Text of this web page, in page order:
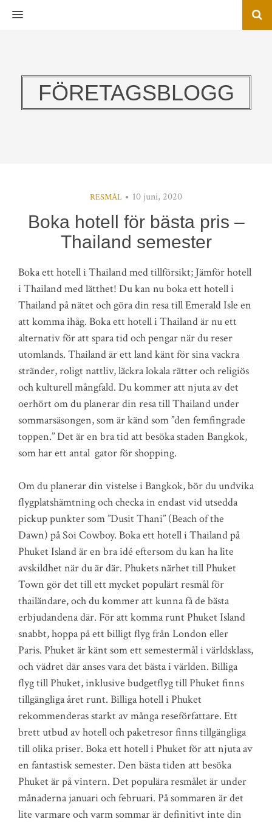
MENU
FÖRETAGSBLOGG
RESMÅL 10 juni, 2020
Boka hotell för bästa pris –
Thailand semester
Boka ett hotell i Thailand med tillförsikt; Jämför hotell
i Thailand med lätthet! Du kan nu boka ett hotell i
Thailand på nätet och göra din resa till Emerald Isle en
att komma ihåg. Boka ett hotell i Thailand är nu ett
alternativ för att spara tid och pengar när du reser
utomlands. Thailand är ett land känt för sina vackra
stränder, roligt nattliv, läckra lokala rätter och religiös
och kulturell mångfald. Du kommer att njuta av det
oerhört om du planerar din resa till Thailand under
sommarsäsongen, som är känd som ”den femfingrade
toppen.” Det är en bra tid att besöka staden Bangkok,
som har ett antal gator för shopping.
Om du planerar din vistelse i Bangkok, bör du undvika
flygplatshämtning och checka in endast vid utsedda
pickup punkter som ”Dusit Thani” (Beach of the
Dawn) på Soi Cowboy. Boka ett hotell i Thailand på
Phuket Island är en bra idé eftersom du kan ha lite
avskildhet när du är där. Phukets närhet till Phuket
Town gör det till ett mycket populärt resmål för
thailändare, och du kommer att kunna få de bästa
erbjudandena där. För att komma runt Phuket Island
snabbt, hoppa på ett billigt flyg från London eller
Paris. Phuket är känt som ett semestermål i världsklass,
och vädret där anses vara det bästa i världen. Billiga
flyg till Phuket, inklusive budgetflyg till Phuket finns
tillgängliga året runt. Billiga hotell i Phuket
rekommenderas starkt av många reseförfattare. Ett
brett utbud av hotell och paketresor finns tillgängliga
till olika priser. Boka ett hotell i Phuket för att njuta av
en fantastisk semester. Den bästa tiden att besöka
Phuket är på vintern. Det populära resmålet är under
månaderna januari och februari. På sommaren är det
lite varmare och varm sommar är definitivt inte din